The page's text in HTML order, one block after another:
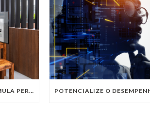
ENCONTRANDO A FÓRMULA PERFEITA: TRABALHO PRESENCIAL, HOME OFFICE OU TRABALHO HÍBRIDO?